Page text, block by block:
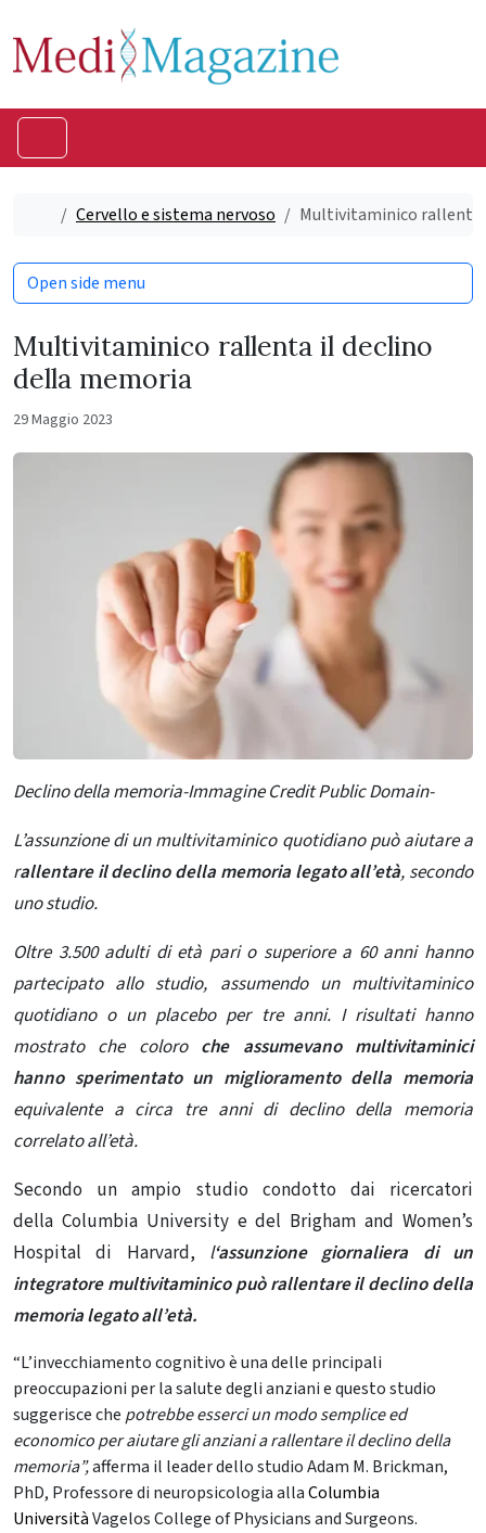
Home
Cervello e sistema nervoso Multivitaminico rallenta
Multivitaminico rallenta il declino
della memoria
29 Maggio 2023
Declino della memoria-Immagine Credit Public Domain-
L’assunzione di un multivitaminico quotidiano può aiutare a
rallentare il declino della memoria legato all’età, secondo
uno studio.
Oltre 3.500 adulti di età pari o superiore a 60 anni hanno
partecipato allo studio, assumendo un multivitaminico
quotidiano o un placebo per tre anni. I risultati hanno
mostrato che coloro che assumevano multivitaminici
hanno sperimentato un miglioramento della memoria
equivalente a circa tre anni di declino della memoria
correlato all’età.
Secondo un ampio studio condotto dai ricercatori
della Columbia Universityedel Brigham and Women’s
Hospital di Harvard, l‘assunzione giornaliera di un
integratore multivitaminico può rallentare il declino della
memoria legato all’età.
“L’invecchiamento cognitivo è una delle principali
preoccupazioni per la salute degli anziani e questo studio
suggerisce che potrebbe esserci un modo semplice ed
economico per aiutare gli anziani a rallentare il declino della
memoria”,afferma il leader dello studio Adam M. Brickman,
PhD, Professore di neuropsicologia allaColumbia
UniversitàVagelos College of Physicians and Surgeons.
Open side menu